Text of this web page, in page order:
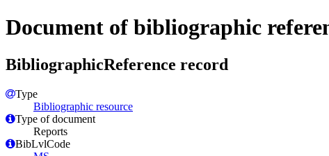
Document of bibliographic
BibliographicReference record
Type
Bibliographic resource
Type of document
Reports
BibLvlCode